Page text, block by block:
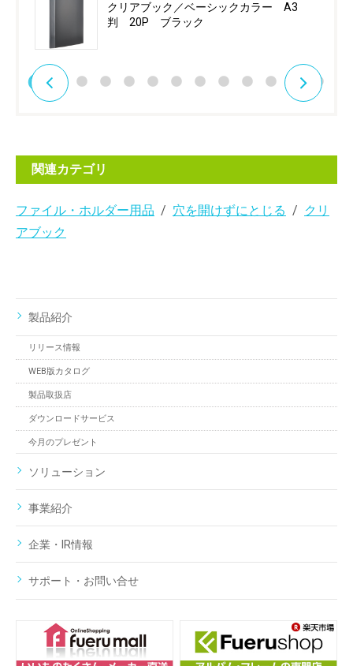
クリアブック／ベーシックカラー A3
判 20P ブラック
関連カテゴリ
ファイル・ホルダー用品 穴を開けずにとじる
クリ
アブック
製品紹介
リリース情報
WEB版カタログ
製品取扱店
ダウンロードサービス
今月のプレゼント
ソリューション
事業紹介
企業・IR情報
サポート・お問い合せ